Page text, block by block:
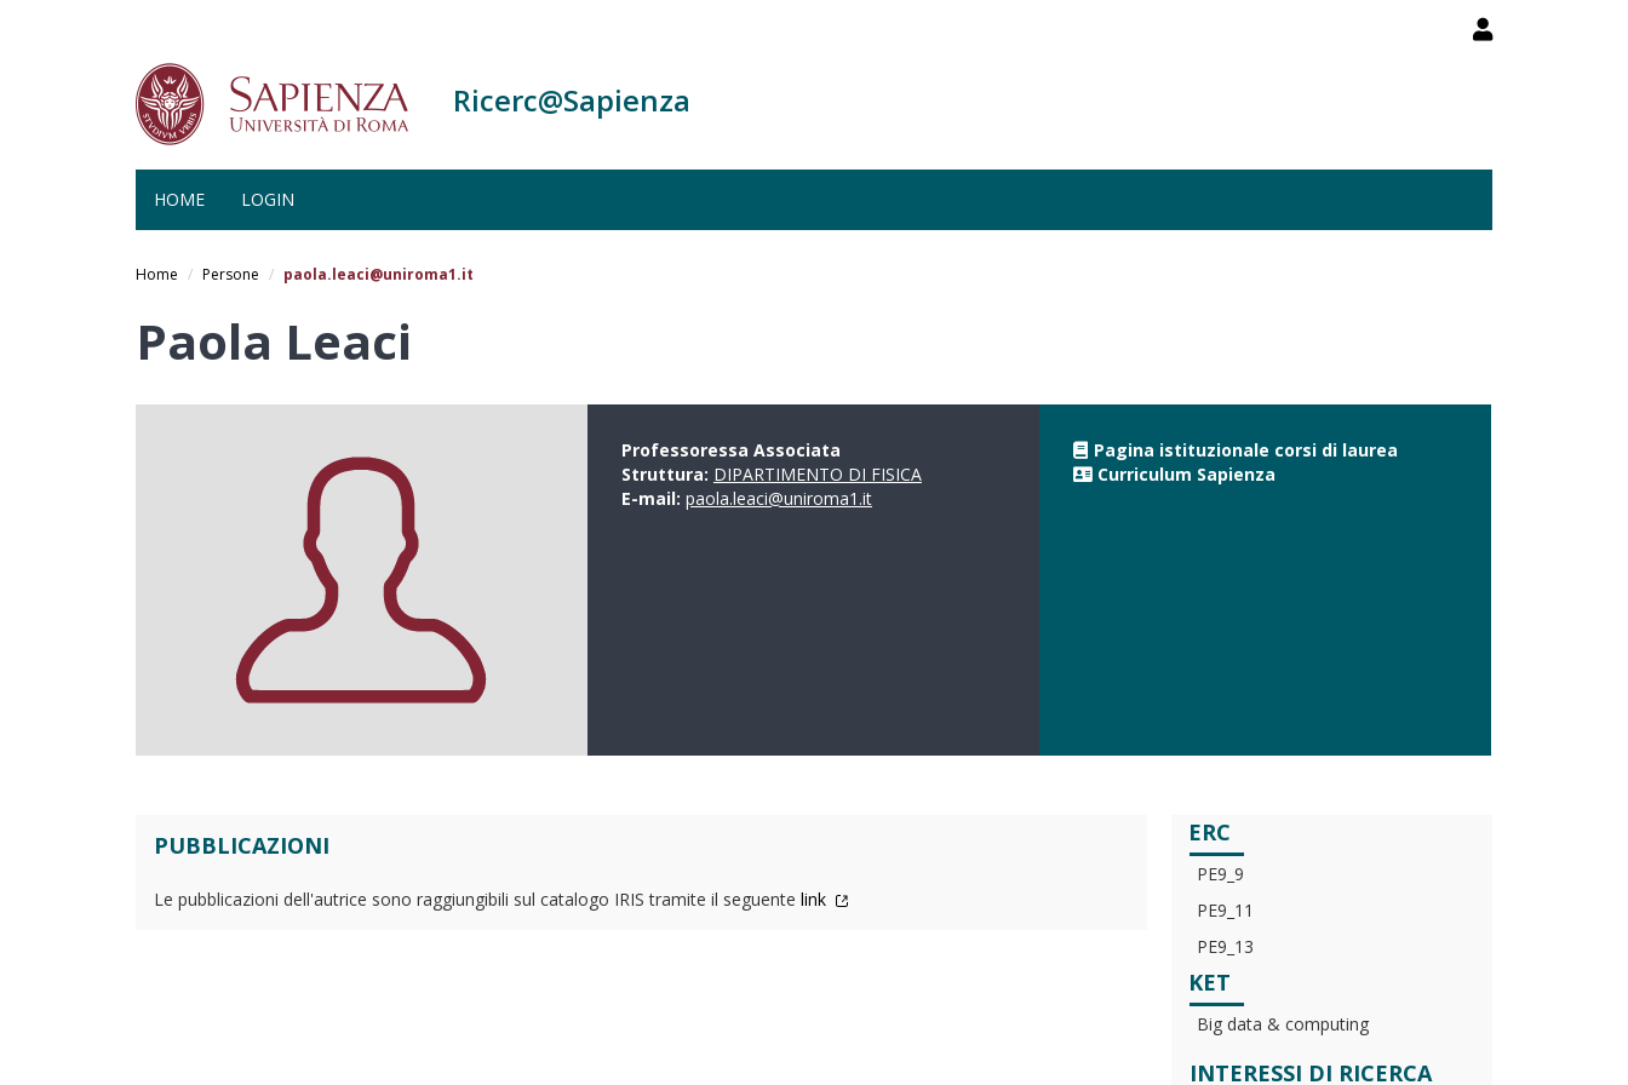
Ricerc@Sapienza
HOME LOGIN
Home Persone paola.leaci@uniroma1.it
Paola Leaci
Professoressa Associata
Struttura: DIPARTIMENTO DI FISICA
E-mail: paola.leaci@uniroma1.it
Pagina istituzionale corsi di laurea
Curriculum Sapienza
PUBBLICAZIONI
Le pubblicazioni dell'autrice sono raggiungibili sul catalogo IRIS tramite il seguente link
ERC
PE9_9
PE9_11
PE9_13
KET
Big data & computing
INTERESSI DI RICERCA